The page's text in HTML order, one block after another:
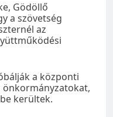
Gödöllő
a szövetség
az
a központi
kerültek.